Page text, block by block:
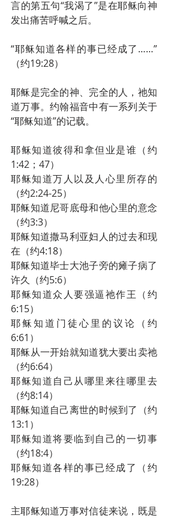
言的第五句“我渴了”是在耶稣向神
发出痛苦呼喊之后。
“耶稣知道各样的事已经成了……”
（约19:28）
耶稣是完全的神、完全的人，祂知
道万事。约翰福音中有一系列关于
“耶稣知道”的记载。
耶稣知道彼得和拿但业是谁（约
1:42；47）
耶稣知道万人以及人心里所存的
（约2:24-25）
耶稣知道尼哥底母和他心里的意念
（约3:3）
耶稣知道撒马利亚妇人的过去和现
在（约4:18）
耶稣知道毕士大池子旁的瘫子病了
许久（约5:6）
耶稣知道众人要强逼祂作王（约
6:15）
耶稣知道门徒心里的议论（约
6:61）
耶稣从一开始就知道犹大要出卖祂
（约6:64）
耶稣知道自己从哪里来往哪里去
（约8:14）
耶稣知道自己离世的时候到了（约
13:1）
耶稣知道将要临到自己的一切事
（约18:4）
耶稣知道各样的事已经成了（约
19:28）
主耶稣知道万事对信徒来说，既是